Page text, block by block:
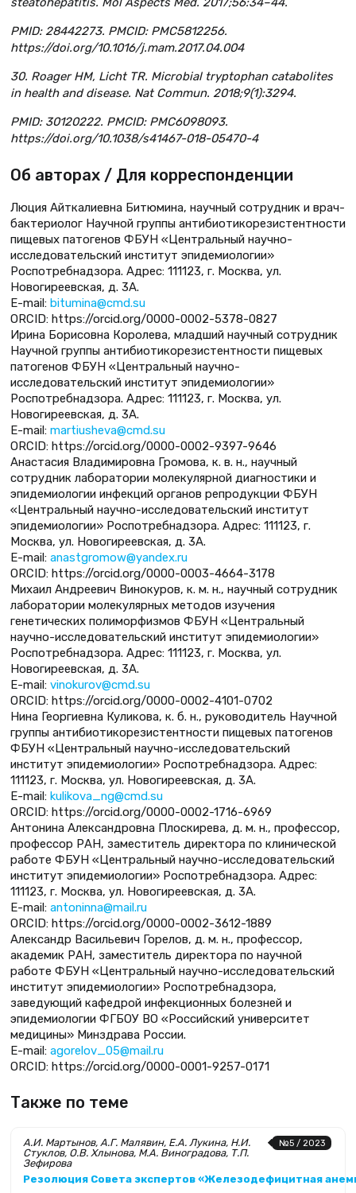
PMID: 28442273. PMCID: PMC5812256.
https://doi.org/10.1016/j.mam.2017.04.004
30. Roager HM, Licht TR. Microbial tryptophan catabolites
in health and disease. Nat Commun. 2018;9(1):3294.
PMID: 30120222. PMCID: PMC6098093.
https://doi.org/10.1038/s41467-018-05470-4
Об авторах / Для корреспонденции
Люция Айткалиевна Битюмина, научный сотрудник и врач-
бактериолог Научной группы антибиотикорезистентности
пищевых патогенов ФБУН «Центральный научно-
исследовательский институт эпидемиологии»
Роспотребнадзора. Адрес: 111123, г. Москва, ул.
Новогиреевская, д. 3А.
E-mail: bitumina@cmd.su
ORCID: https://orcid.org/0000-0002-5378-0827
Ирина Борисовна Королева, младший научный сотрудник
Научной группы антибиотикорезистентности пищевых
патогенов ФБУН «Центральный научно-
исследовательский институт эпидемиологии»
Роспотребнадзора. Адрес: 111123, г. Москва, ул.
Новогиреевская, д. 3А.
E-mail: martiusheva@cmd.su
ORCID: https://orcid.org/0000-0002-9397-9646
Анастасия Владимировна Громова, к. в. н., научный
сотрудник лаборатории молекулярной диагностики и
эпидемиологии инфекций органов репродукции ФБУН
«Центральный научно-исследовательский институт
эпидемиологии» Роспотребнадзора. Адрес: 111123, г.
Москва, ул. Новогиреевская, д. 3А.
E-mail: anastgromow@yandex.ru
ORCID: https://orcid.org/0000-0003-4664-3178
Михаил Андреевич Винокуров, к. м. н., научный сотрудник
лаборатории молекулярных методов изучения
генетических полиморфизмов ФБУН «Центральный
научно-исследовательский институт эпидемиологии»
Роспотребнадзора. Адрес: 111123, г. Москва, ул.
Новогиреевская, д. 3А.
E-mail: vinokurov@cmd.su
ORCID: https://orcid.org/0000-0002-4101-0702
Нина Георгиевна Куликова, к. б. н., руководитель Научной
группы антибиотикорезистентности пищевых патогенов
ФБУН «Центральный научно-исследовательский
институт эпидемиологии» Роспотребнадзора. Адрес:
111123, г. Москва, ул. Новогиреевская, д. 3А.
E-mail: kulikova_ng@cmd.su
ORCID: https://orcid.org/0000-0002-1716-6969
Антонина Александровна Плоскирева, д. м. н., профессор,
профессор РАН, заместитель директора по клинической
работе ФБУН «Центральный научно-исследовательский
институт эпидемиологии» Роспотребнадзора. Адрес:
111123, г. Москва, ул. Новогиреевская, д. 3А.
E-mail: antoninna@mail.ru
ORCID: https://orcid.org/0000-0002-3612-1889
Александр Васильевич Горелов, д. м. н., профессор,
академик РАН, заместитель директора по научной
работе ФБУН «Центральный научно-исследовательский
институт эпидемиологии» Роспотребнадзора,
заведующий кафедрой инфекционных болезней и
эпидемиологии ФГБОУ ВО «Российский университет
медицины» Мин­здрава России.
E-mail: agorelov_05@mail.ru
ORCID: https://orcid.org/0000-0001-9257-0171
Также по теме
№5 / 2023
А.И. Мартынов, А.Г. Малявин, Е.А. Лукина, Н.И.
Стуклов, О.В. Хлынова, М.А. Виноградова, Т.П.
Зефирова
Резолюция Совета экспертов «Железодефицитная